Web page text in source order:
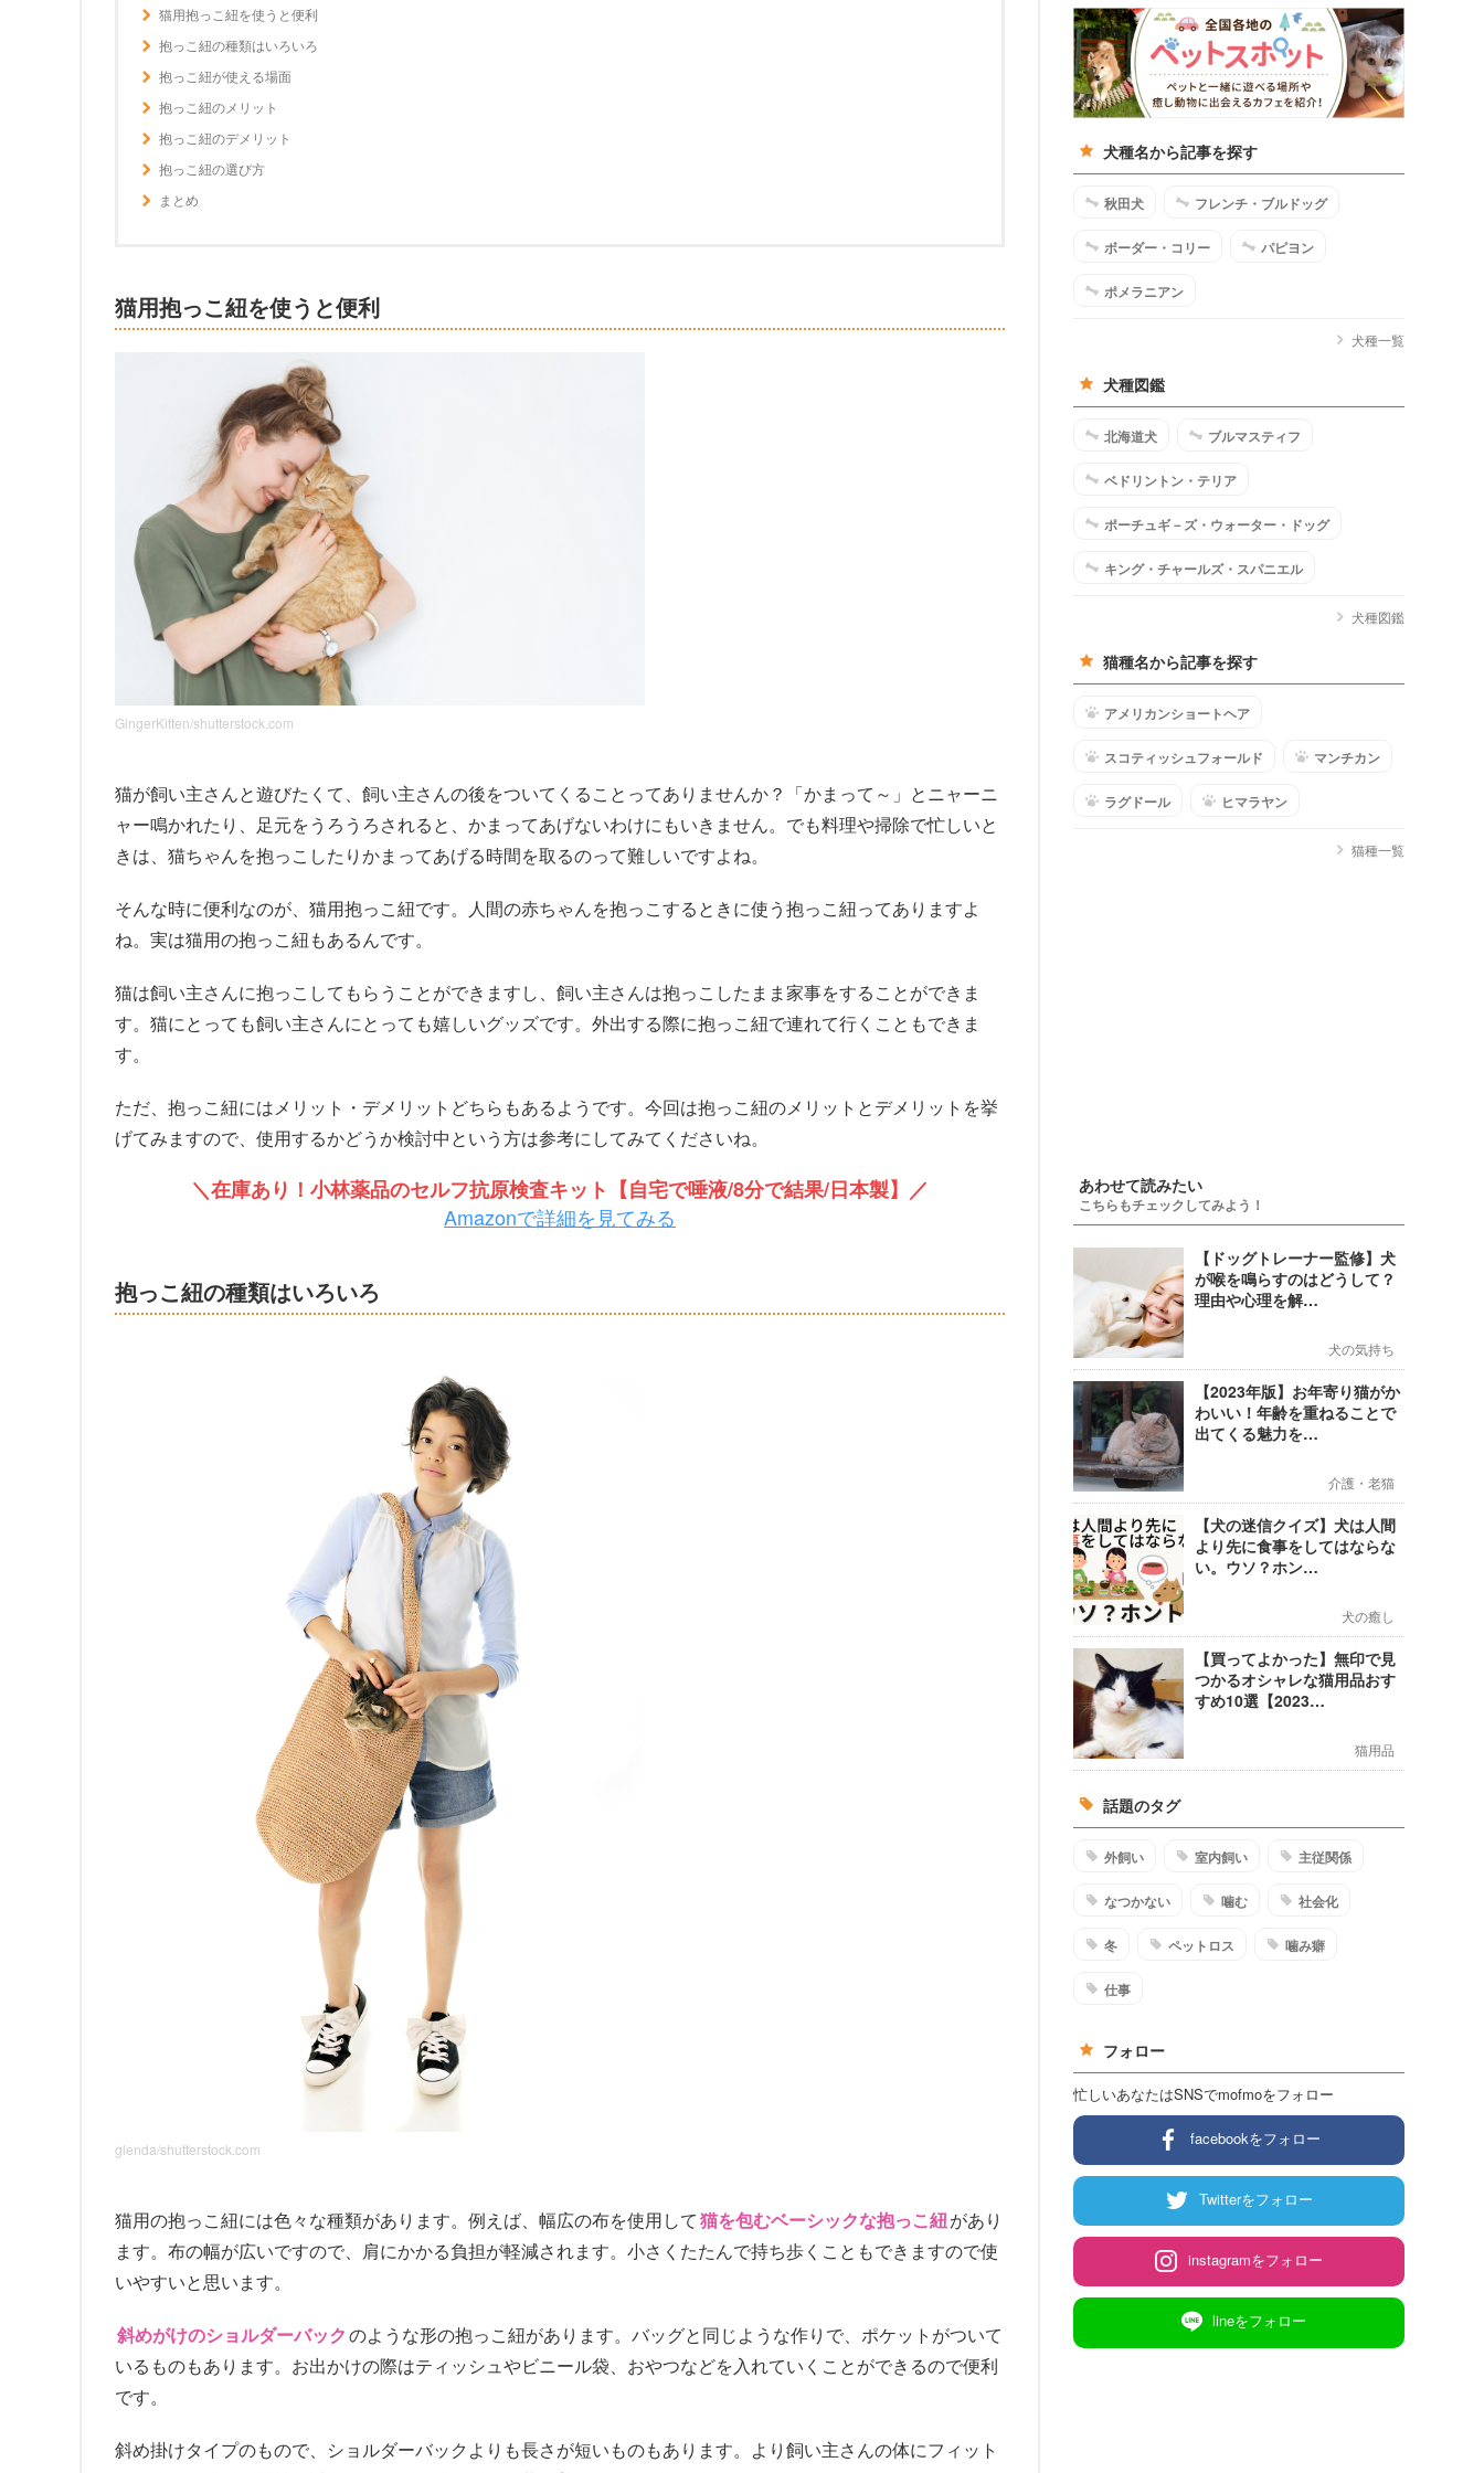
猫用抱っこ紐を使うと便利
抱っこ紐の種類はいろいろ
抱っこ紐が使える場面
抱っこ紐のメリット
抱っこ紐のデメリット
抱っこ紐の選び方
まとめ
猫用抱っこ紐を使うと便利
GingerKitten/shutterstock.com
猫が飼い主さんと遊びたくて、飼い主さんの後をついてくることってありませんか？「かまって～」とニャーニ
ャー鳴かれたり、足元をうろうろされると、かまってあげないわけにもいきません。でも料理や掃除で忙しいと
きは、猫ちゃんを抱っこしたりかまってあげる時間を取るのって難しいですよね。
そんな時に便利なのが、猫用抱っこ紐です。人間の赤ちゃんを抱っこするときに使う抱っこ紐ってありますよ
ね。実は猫用の抱っこ紐もあるんです。
猫は飼い主さんに抱っこしてもらうことができますし、飼い主さんは抱っこしたまま家事をすることができま
す。猫にとっても飼い主さんにとっても嬉しいグッズです。外出する際に抱っこ紐で連れて行くこともできま
す。
ただ、抱っこ紐にはメリット・デメリットどちらもあるようです。今回は抱っこ紐のメリットとデメリットを挙
げてみますので、使用するかどうか検討中という方は参考にしてみてくださいね。
＼在庫あり！小林薬品のセルフ抗原検査キット【自宅で唾液/8分で結果/日本製】／
Amazonで詳細を見てみる
抱っこ紐の種類はいろいろ
glenda/shutterstock.com
猫用の抱っこ紐には色々な種類があります。例えば、幅広の布を使用して猫を包むベーシックな抱っこ紐があり
ます。布の幅が広いですので、肩にかかる負担が軽減されます。小さくたたんで持ち歩くこともできますので使
いやすいと思います。
斜めがけのショルダーバックのような形の抱っこ紐があります。バッグと同じような作りで、ポケットがついて
いるものもあります。お出かけの際はティッシュやビニール袋、おやつなどを入れていくことができるので便利
です。
斜め掛けタイプのもので、ショルダーバックよりも長さが短いものもあります。より飼い主さんの体にフィット
犬種名から記事を探す
秋田犬 フレンチ・ブルドッグ
ボーダー・コリー パピヨン
ポメラニアン
犬種一覧
犬種図鑑
北海道犬 ブルマスティフ
ベドリントン・テリア
ポーチュギ－ズ・ウォーター・ドッグ
キング・チャールズ・スパニエル
犬種図鑑
猫種名から記事を探す
アメリカンショートヘア
スコティッシュフォールド マンチカン
ラグドール ヒマラヤン
猫種一覧
あわせて読みたい
こちらもチェックしてみよう！
【ドッグトレーナー監修】犬
が喉を鳴らすのはどうして？
理由や心理を解…
犬の気持ち
【2023年版】お年寄り猫がか
わいい！年齢を重ねることで
出てくる魅力を…
介護・老猫
【犬の迷信クイズ】犬は人間
より先に食事をしてはならな
い。ウソ？ホン…
犬の癒し
【買ってよかった】無印で見
つかるオシャレな猫用品おす
すめ10選【2023…
猫用品
話題のタグ
外飼い 室内飼い 主従関係
なつかない 噛む 社会化
冬 ペットロス 噛み癖
仕事
フォロー
忙しいあなたはSNSでmofmoをフォロー
facebookをフォロー
Twitterをフォロー
instagramをフォロー
lineをフォロー